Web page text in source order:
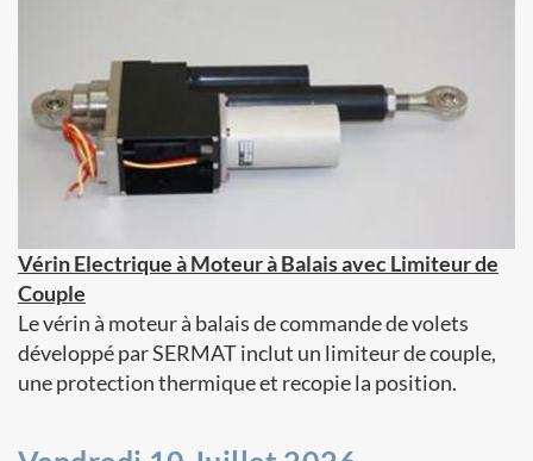
Vérin Electrique à Moteur à Balais avec Limiteur de
Couple
Le vérin à moteur à balais de commande de volets
développé par SERMAT inclut un limiteur de couple,
une protection thermique et recopie la position.